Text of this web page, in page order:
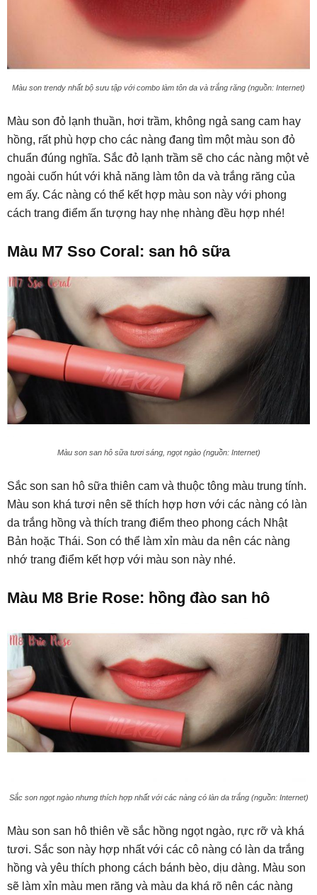
Màu son trendy nhất bộ sưu tập với combo làm tôn da và trắng răng (nguồn: Internet)
Màu son đỏ lạnh thuần, hơi trầm, không ngả sang cam hay
hồng, rất phù hợp cho các nàng đang tìm một màu son đỏ
chuẩn đúng nghĩa. Sắc đỏ lạnh trầm sẽ cho các nàng một vẻ
ngoài cuốn hút với khả năng làm tôn da và trắng răng của
em ấy. Các nàng có thể kết hợp màu son này với phong
cách trang điểm ấn tượng hay nhẹ nhàng đều hợp nhé!
Màu M7 Sso Coral: san hô sữa
Màu son san hô sữa tươi sáng, ngọt ngào (nguồn: Internet)
Sắc son san hô sữa thiên cam và thuộc tông màu trung tính.
Màu son khá tươi nên sẽ thích hợp hơn với các nàng có làn
da trắng hồng và thích trang điểm theo phong cách Nhật
Bản hoặc Thái. Son có thể làm xỉn màu da nên các nàng
nhớ trang điểm kết hợp với màu son này nhé.
Màu M8 Brie Rose: hồng đào san hô
Sắc son ngọt ngào nhưng thích hợp nhất với các nàng có làn da trắng (nguồn: Internet)
Màu son san hô thiên về sắc hồng ngọt ngào, rực rỡ và khá
tươi. Sắc son này hợp nhất với các cô nàng có làn da trắng
hồng và yêu thích phong cách bánh bèo, dịu dàng. Màu son
sẽ làm xỉn màu men răng và màu da khá rõ nên các nàng